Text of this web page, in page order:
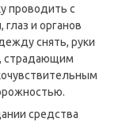
проводить с
и органов
снять, руки
страдающим
средства